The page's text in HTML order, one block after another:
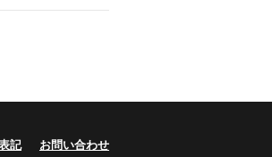
記 お問い合わせ